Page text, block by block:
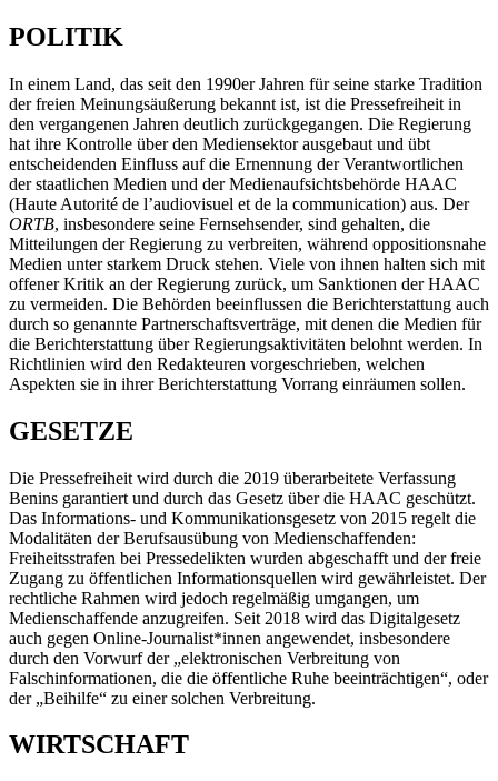
POLITIK
In einem Land, das seit den 1990er Jahren für seine starke Tradition
der freien Meinungsäußerung bekannt ist, ist die Pressefreiheit in
den vergangenen Jahren deutlich zurückgegangen. Die Regierung
hat ihre Kontrolle über den Mediensektor ausgebaut und übt
entscheidenden Einfluss auf die Ernennung der Verantwortlichen
der staatlichen Medien und der Medienaufsichtsbehörde HAAC
(Haute Autorité de l’audiovisuel et de la communication) aus. Der
ORTB, insbesondere seine Fernsehsender, sind gehalten, die
Mitteilungen der Regierung zu verbreiten, während oppositionsnahe
Medien unter starkem Druck stehen. Viele von ihnen halten sich mit
offener Kritik an der Regierung zurück, um Sanktionen der HAAC
zu vermeiden. Die Behörden beeinflussen die Berichterstattung auch
durch so genannte Partnerschaftsverträge, mit denen die Medien für
die Berichterstattung über Regierungsaktivitäten belohnt werden. In
Richtlinien wird den Redakteuren vorgeschrieben, welchen
Aspekten sie in ihrer Berichterstattung Vorrang einräumen sollen.
GESETZE
Die Pressefreiheit wird durch die 2019 überarbeitete Verfassung
Benins garantiert und durch das Gesetz über die HAAC geschützt.
Das Informations- und Kommunikationsgesetz von 2015 regelt die
Modalitäten der Berufsausübung von Medienschaffenden:
Freiheitsstrafen bei Pressedelikten wurden abgeschafft und der freie
Zugang zu öffentlichen Informationsquellen wird gewährleistet. Der
rechtliche Rahmen wird jedoch regelmäßig umgangen, um
Medienschaffende anzugreifen. Seit 2018 wird das Digitalgesetz
auch gegen Online-Journalist*innen angewendet, insbesondere
durch den Vorwurf der „elektronischen Verbreitung von
Falschinformationen, die die öffentliche Ruhe beeinträchtigen“, oder
der „Beihilfe“ zu einer solchen Verbreitung.
WIRTSCHAFT